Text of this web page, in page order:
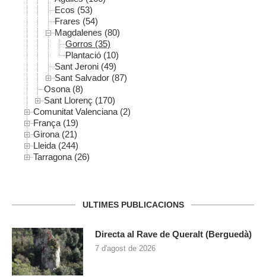
Ecos (53)
Frares (54)
Magdalenes (80)
Gorros (35)
Plantació (10)
Sant Jeroni (49)
Sant Salvador (87)
Osona (8)
Sant Llorenç (170)
Comunitat Valenciana (2)
França (19)
Girona (21)
Lleida (244)
Tarragona (26)
ULTIMES PUBLICACIONS
Directa al Rave de Queralt (Berguedà)
7 d'agost de 2026